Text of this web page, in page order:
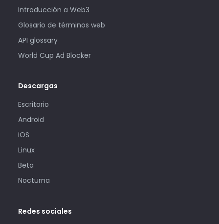
Introducción a Web3
Glosario de términos web
API glossary
World Cup Ad Blocker
Descargas
Escritorio
Android
iOS
Linux
Beta
Nocturna
Redes sociales